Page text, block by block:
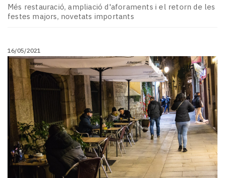
Més restauració, ampliació d'aforaments i el retorn de les
festes majors, novetats importants
16/05/2021